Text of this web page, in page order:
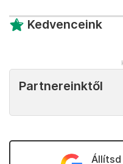
Kedvenceink
Partnereinktől
Állítsd